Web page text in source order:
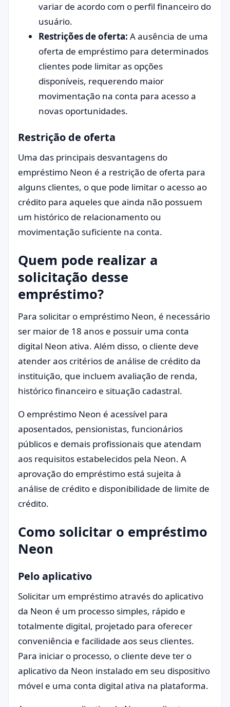
variar de acordo com o perfil financeiro do
usuário.
Restrições de oferta: A ausência de uma
oferta de empréstimo para determinados
clientes pode limitar as opções
disponíveis, requerendo maior
movimentação na conta para acesso a
novas oportunidades.
Restrição de oferta
Uma das principais desvantagens do
empréstimo Neon é a restrição de oferta para
alguns clientes, o que pode limitar o acesso ao
crédito para aqueles que ainda não possuem
um histórico de relacionamento ou
movimentação suficiente na conta.
Quem pode realizar a
solicitação desse
empréstimo?
Para solicitar o empréstimo Neon, é necessário
ser maior de 18 anos e possuir uma conta
digital Neon ativa. Além disso, o cliente deve
atender aos critérios de análise de crédito da
instituição, que incluem avaliação de renda,
histórico financeiro e situação cadastral.
O empréstimo Neon é acessível para
aposentados, pensionistas, funcionários
públicos e demais profissionais que atendam
aos requisitos estabelecidos pela Neon. A
aprovação do empréstimo está sujeita à
análise de crédito e disponibilidade de limite de
crédito.
Como solicitar o empréstimo
Neon
Pelo aplicativo
Solicitar um empréstimo através do aplicativo
da Neon é um processo simples, rápido e
totalmente digital, projetado para oferecer
conveniência e facilidade aos seus clientes.
Para iniciar o processo, o cliente deve ter o
aplicativo da Neon instalado em seu dispositivo
móvel e uma conta digital ativa na plataforma.